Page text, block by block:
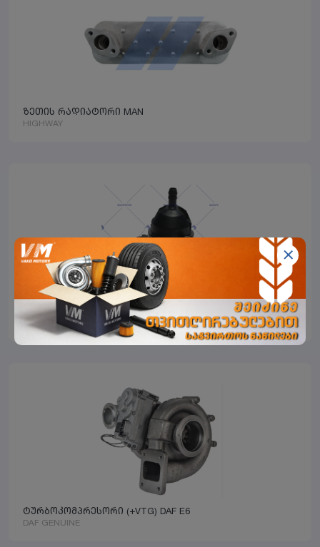
ზეთის რადიატორი MAN
HIGHWAY
სეპარატორის ფილტრის ჭიქა E6
SAMPA
ტურბოკომპრესორი (+VTG) DAF E6
DAF GENUINE